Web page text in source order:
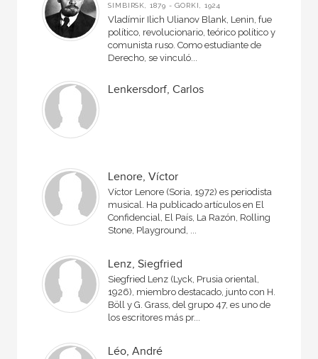
SIMBIRSK, 1879 - GORKI, 1924
Vladímir Ilich Ulianov Blank, Lenin, fue
político, revolucionario, teórico político y
comunista ruso. Como estudiante de
Derecho, se vinculó...
Lenkersdorf, Carlos
Lenore, Víctor
Víctor Lenore (Soria, 1972) es periodista
musical. Ha publicado artículos en El
Confidencial, El País, La Razón, Rolling
Stone, Playground, ...
Lenz, Siegfried
Siegfried Lenz (Lyck, Prusia oriental,
1926), miembro destacado, junto con H.
Böll y G. Grass, del grupo 47, es uno de
los escritores más pr...
Léo, André